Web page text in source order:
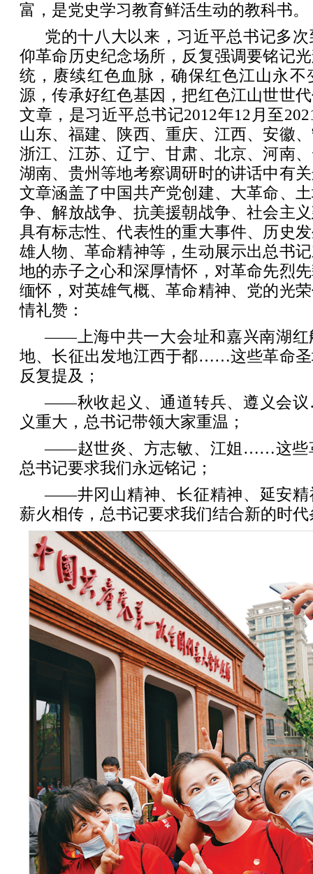
富，是党史学习教育鲜活生动的教科书。
党的十八大以来，习近平总书记多
仰革命历史纪念场所，反复强调要铭记
统，赓续红色血脉，确保红色江山永不
源，传承好红色基因，把红色江山世世
文章，是习近平总书记2012年12月至
山东、福建、陕西、重庆、江西、安徽
浙江、江苏、辽宁、甘肃、北京、河南
湖南、贵州等地考察调研时的讲话中有
文章涵盖了中国共产党创建、大革命、
争、解放战争、抗美援朝战争、社会主
具有标志性、代表性的重大事件、历史
雄人物、革命精神等，生动展示出总书
地的赤子之心和深厚情怀，对革命先烈
缅怀，对英雄气概、革命精神、党的光
情礼赞：
——上海中共一大会址和嘉兴南湖红
地、长征出发地江西于都……这些革命
反复提及；
——秋收起义、通道转兵、遵义会
义重大，总书记带领大家重温；
——赵世炎、方志敏、江姐……这些
总书记要求我们永远铭记；
——井冈山精神、长征精神、延安
薪火相传，总书记要求我们结合新的时